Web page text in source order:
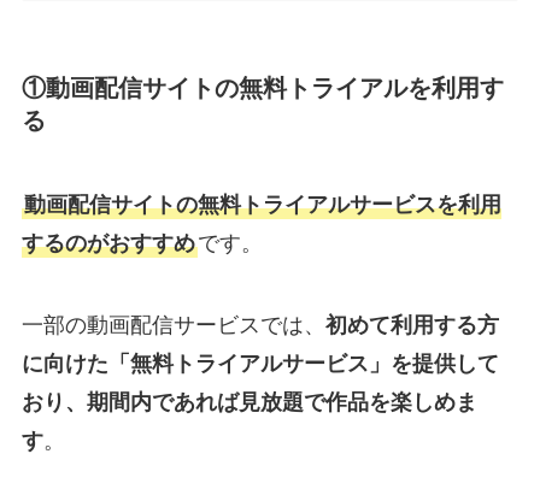
①動画配信サイトの無料トライアルを利用す
る
動画配信サイトの無料トライアルサービスを利用
するのがおすすめです。
一部の動画配信サービスでは、 初めて利用する方
に向けた「無料トライアルサービス」を提供して
おり、期間内であれば見放題で作品を楽しめま
す。